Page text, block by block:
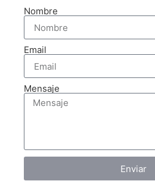
Nombre
Email
Mensaje
Enviar